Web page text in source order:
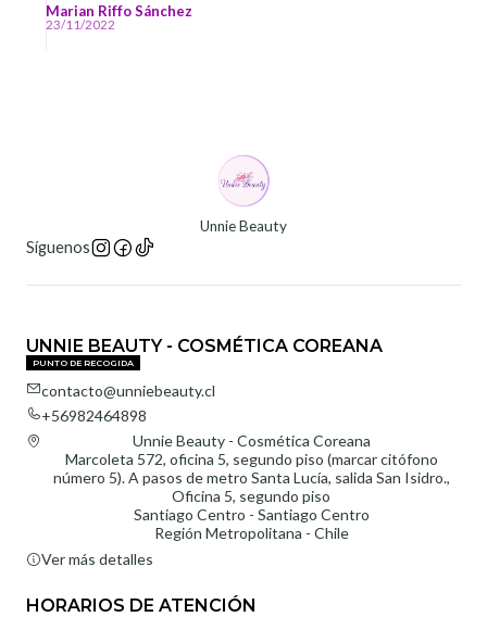
ardor que causan los brotes de acné, también disminuye
mucho las marcas y cicatrices post inflamatorias del
Marian Riffo Sánchez
23/11/2022
Unnie Beauty
Síguenos
UNNIE BEAUTY - COSMÉTICA COREANA
PUNTO DE RECOGIDA
contacto@unniebeauty.cl
+56982464898
Unnie Beauty - Cosmética Coreana
Marcoleta 572, oficina 5, segundo piso (marcar citófono
número 5). A pasos de metro Santa Lucía, salida San Isidro.,
Oficina 5, segundo piso
Santiago Centro - Santiago Centro
Región Metropolitana - Chile
Ver más detalles
HORARIOS DE ATENCIÓN